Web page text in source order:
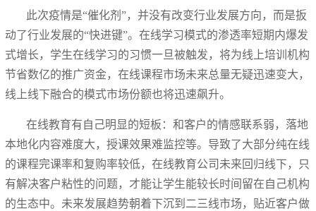
此次疫情是“催化剂”，并没有改变行业发展方向，而是扳
动了行业发展的“快进键”。在线学习模式的渗透率短期内爆发
式增长，学生在线学习的习惯一旦被触发，将为线上培训机构
节省数亿的推广资金，在线课程市场未来总量无疑迅速变大，
线上线下融合的模式市场份额也将迅速飙升。
在线教育有自己明显的短板：和客户的情感联系弱，落地
本地化内容难度大，授课效果难监控等。导致了大部分纯在线
的课程完课率和复购率较低，在线教育公司未来回归线下，只
有解决客户粘性的问题，才能让学生能较长时间留在自己机构
的生态中。未来发展趋势朝着下沉到二三线市场，贴近客户做